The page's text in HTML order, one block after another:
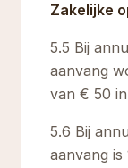
Zakelijke
5.5 Bij
aanvang
van € 50
5.6 Bij
aanvang